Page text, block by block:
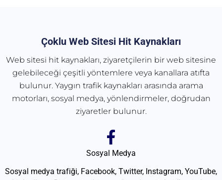
Çoklu Web Sitesi Hit Kaynakları
Web sitesi hit kaynakları, ziyaretçilerin bir web sitesine
gelebileceği çeşitli yöntemlere veya kanallara atıfta
bulunur. Yaygın trafik kaynakları arasında arama
motorları, sosyal medya, yönlendirmeler, doğrudan
ziyaretler bulunur.
Sosyal Medya
Sosyal medya trafiği, Facebook, Twitter, Instagram, YouTube,